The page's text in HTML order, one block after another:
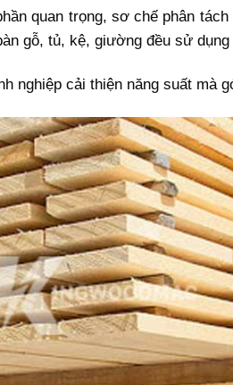
quan trọng, sơ chế phân
gỗ, tủ, kệ, giường đều sử
nghiệp cải thiện năng suất mà